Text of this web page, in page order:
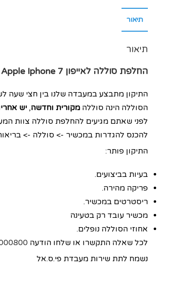
תיאור
תיאור
החלפת סוללה לאייפון Apple Iphone 7
התיקון מתבצע במעבדה שלנו בין חצי שעה
הסוללה הינה סוללה מקורית וחדשה, יש
לפני שאתם מגיעים להחלפת סוללה צוות
להכנס להגדרות במכשיר -> סוללה ->
התיקון פותר:
בעיות בביצועים.
פריקה מהירה.
ריסטרטים במכשיר.
מכשיר עובד רק בטעינה
אחוזי הסוללה נופלים.
לכל שאלה התקשרו או שלחו הודעה
נשמח לתת שירות מעבדת פי.ס.אל